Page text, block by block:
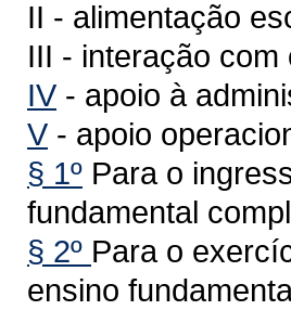
II - alimentação
III - interação com
IV - apoio à
V - apoio
§ 1º Para o
fundamental
§ 2º Para o
ensino